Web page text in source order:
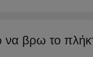
βρω το